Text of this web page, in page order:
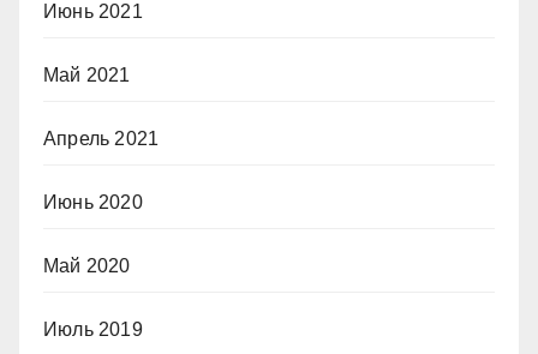
Июнь 2021
Май 2021
Апрель 2021
Июнь 2020
Май 2020
Июль 2019